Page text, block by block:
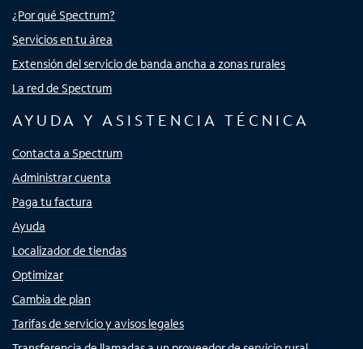
¿Por qué Spectrum?
Servicios en tu área
Extensión del servicio de banda ancha a zonas rurales
La red de Spectrum
AYUDA Y ASISTENCIA TÉCNICA
Contacta a Spectrum
Administrar cuenta
Paga tu factura
Ayuda
Localizador de tiendas
Optimizar
Cambia de plan
Tarifas de servicio y avisos legales